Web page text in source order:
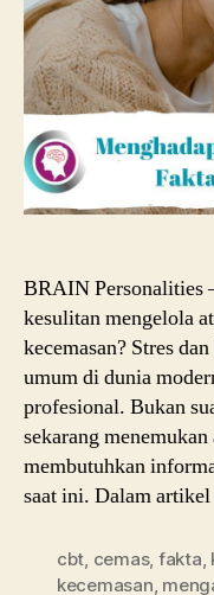
BRAIN Personalities
kesulitan mengelola
kecemasan? Stres
umum di dunia
profesional. Bukan
sekarang
membutuhkan
saat ini. Dalam
cbt, cemas, fakta,
kecemasan,